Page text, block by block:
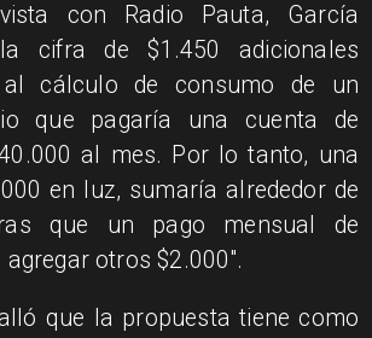
con Radio Pauta, García
cifra de $1.450 adicionales
al cálculo de consumo de un
que pagaría una cuenta de
al mes. Por lo tanto, una
en luz, sumaría alrededor de
que un pago mensual de
otros $2.000".
que la propuesta tiene como